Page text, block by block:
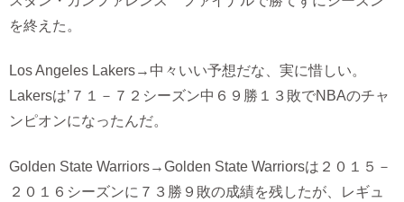
を終えた。
Los Angeles Lakers→中々いい予想だな、実に惜しい。
Lakersは’７１－７２シーズン中６９勝１３敗でNBAのチャ
ンピオンになったんだ。
Golden State Warriors→Golden State Warriorsは２０１５－
２０１６シーズンに７３勝９敗の成績を残したが、レギュ